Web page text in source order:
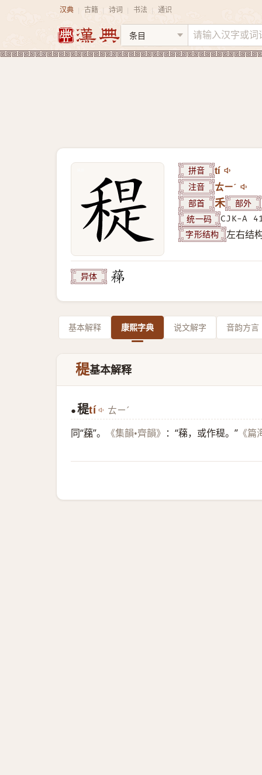
汉典 古籍 诗词 书法 通识
拼音 tí
注音 ㄊㄧˊ
部首 禾 部外
统一码 CJK-A
字形结构 左右结
异体
基本解释 康熙字典 说文解字 音韵方言
䅠基本解释
● 䅠tí ㄊㄧˊ
同“蕛”。 《集韻•齊韻》 ：“蕛，或作䅠。” 《篇